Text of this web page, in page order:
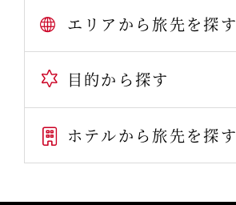
エリアから旅先を探す
目的から探す
ホテルから旅先を探す